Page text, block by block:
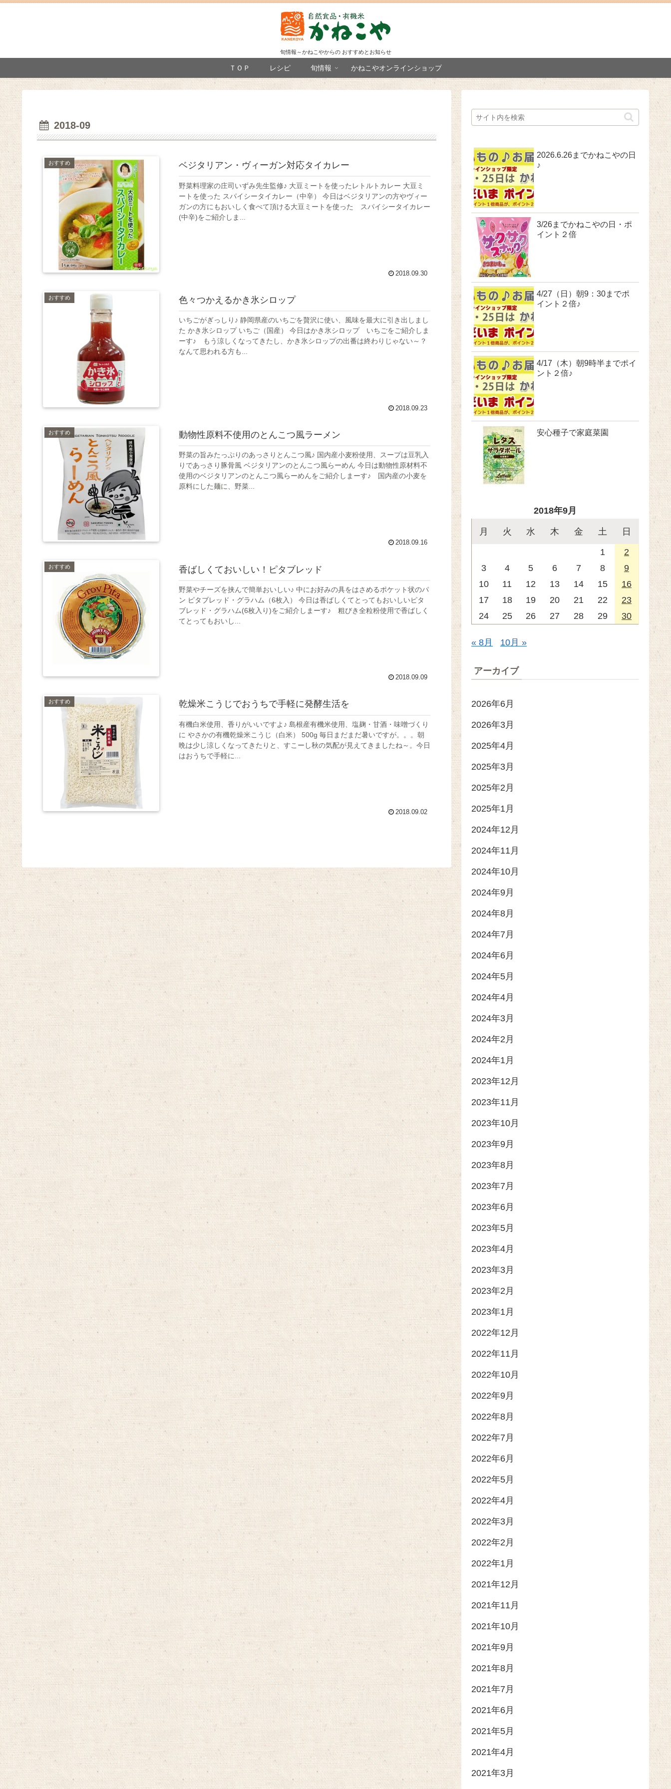
旬情報～かねこやからの おすすめとお知らせ
ＴＯＰ レシピ 旬情報 かねこやオンラインショップ
2018-09
おすすめ ベジタリアン・ヴィーガン対応タイカレー
野菜料理家の庄司いずみ先生監修♪ 大豆ミートを使ったレトルトカレー 大豆ミ
ートを使った スパイシータイカレー（中辛） 今日はベジタリアンの方やヴィー
ガンの方にもおいしく食べて頂ける大豆ミートを使った スパイシータイカレー
(中辛)をご紹介しま...
2018.09.30
おすすめ 色々つかえるかき氷シロップ
いちごがぎっしり♪ 静岡県産のいちごを贅沢に使い、風味を最大に引き出しまし
た かき氷シロップ いちご（国産） 今日はかき氷シロップ いちごをご紹介しま
ーす♪ もう涼しくなってきたし、かき氷シロップの出番は終わりじゃない～？
なんて思われる方も...
2018.09.23
おすすめ 動物性原料不使用のとんこつ風ラーメン
野菜の旨みたっぷりのあっさりとんこつ風♪ 国内産小麦粉使用、スープは豆乳入
りであっさり豚骨風 ベジタリアンのとんこつ風らーめん 今日は動物性原材料不
使用のベジタリアンのとんこつ風らーめんをご紹介しまーす♪ 国内産の小麦を
原料にした麺に、野菜...
2018.09.16
おすすめ 香ばしくておいしい！ピタブレッド
野菜やチーズを挟んで簡単おいしい♪ 中にお好みの具をはさめるポケット状のパ
ン ピタブレッド・グラハム（6枚入） 今日は香ばしくてとってもおいしいピタ
ブレッド・グラハム(6枚入り)をご紹介しまーす♪ 粗びき全粒粉使用で香ばしく
てとってもおいし...
2018.09.09
おすすめ 乾燥米こうじでおうちで手軽に発酵生活を
有機白米使用、香りがいいですよ♪ 島根産有機米使用、塩麹・甘酒・味噌づくり
に やさかの有機乾燥米こうじ（白米） 500g 毎日まだまだ暑いですが。。。朝
晩は少し涼しくなってきたりと、すこーし秋の気配が見えてきましたね～。今日
はおうちで手軽に...
2018.09.02
2026.6.26までかねこやの日
♪
3/26までかねこやの日・ポ
イント２倍
4/27（日）朝9：30までポ
イント２倍♪
4/17（木）朝9時半までポイ
ント２倍♪
安心種子で家庭菜園
2018年9月
月 火 水 木 金 土 日
1
2
3
4 5 6 7 8
9
10
11 12 13 14 15
16
17
18 19 20 21 22
23
24
25 26 27 28 29 30
« 8月 10月 »
アーカイブ
2026年6月
2026年3月
2025年4月
2025年3月
2025年2月
2025年1月
2024年12月
2024年11月
2024年10月
2024年9月
2024年8月
2024年7月
2024年6月
2024年5月
2024年4月
2024年3月
2024年2月
2024年1月
2023年12月
2023年11月
2023年10月
2023年9月
2023年8月
2023年7月
2023年6月
2023年5月
2023年4月
2023年3月
2023年2月
2023年1月
2022年12月
2022年11月
2022年10月
2022年9月
2022年8月
2022年7月
2022年6月
2022年5月
2022年4月
2022年3月
2022年2月
2022年1月
2021年12月
2021年11月
2021年10月
2021年9月
2021年8月
2021年7月
2021年6月
2021年5月
2021年4月
2021年3月